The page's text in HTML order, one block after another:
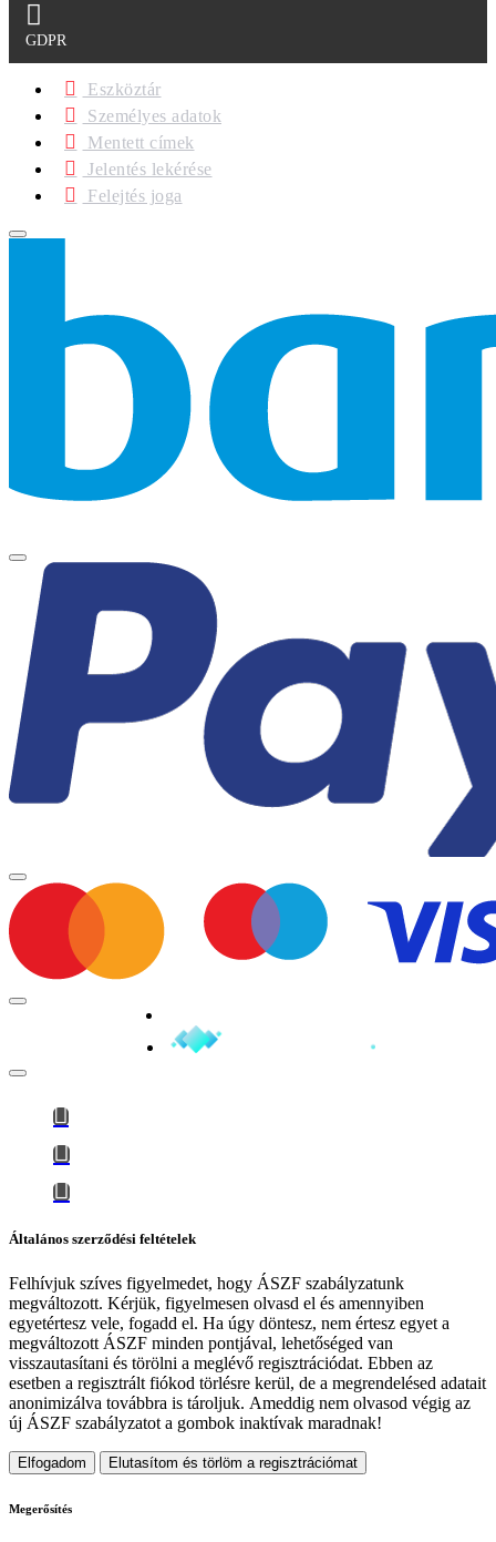
GDPR
Eszköztár
Személyes adatok
Mentett címek
Jelentés lekérése
Felejtés joga
Általános szerződési feltételek
Felhívjuk szíves figyelmedet, hogy ÁSZF szabályzatunk
megváltozott. Kérjük, figyelmesen olvasd el és amennyiben
egyetértesz vele, fogadd el. Ha úgy döntesz, nem értesz egyet a
megváltozott ÁSZF minden pontjával, lehetőséged van
visszautasítani és törölni a meglévő regisztrációdat. Ebben az
esetben a regisztrált fiókod törlésre kerül, de a megrendelésed adatait
anonimizálva továbbra is tároljuk. Ameddig nem olvasod végig az
új ÁSZF szabályzatot a gombok inaktívak maradnak!
Elfogadom Elutasítom és törlöm a regisztrációmat
Megerősítés